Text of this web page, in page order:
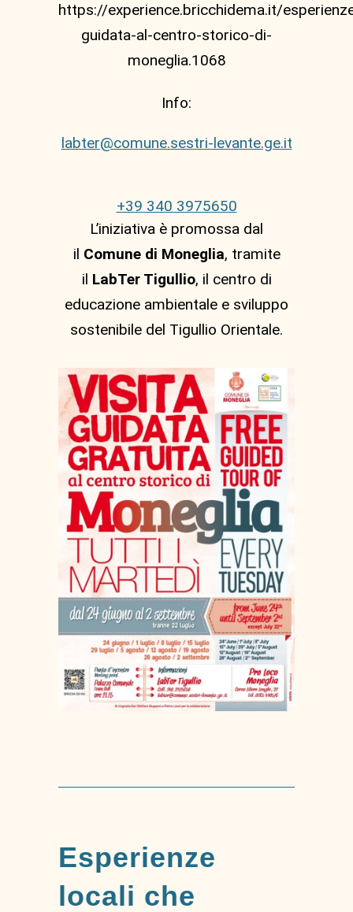
https://experience.bricchidema.it/
guidata-al-centro-storico-di-
moneglia.1068
Info:
labter@comune.sestri-levante.ge.it
+39 340 3975650
L’iniziativa è promossa dal
il Comune di Moneglia, tramite
il LabTer Tigullio, il centro di
educazione ambientale e sviluppo
sostenibile del Tigullio Orientale.
Esperienze
locali che